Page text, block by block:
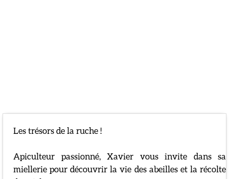
Présentation
Les trésors de la ruche !
Apiculteur passionné, Xavier vous invite dans sa
miellerie pour découvrir la vie des abeilles et la récolte